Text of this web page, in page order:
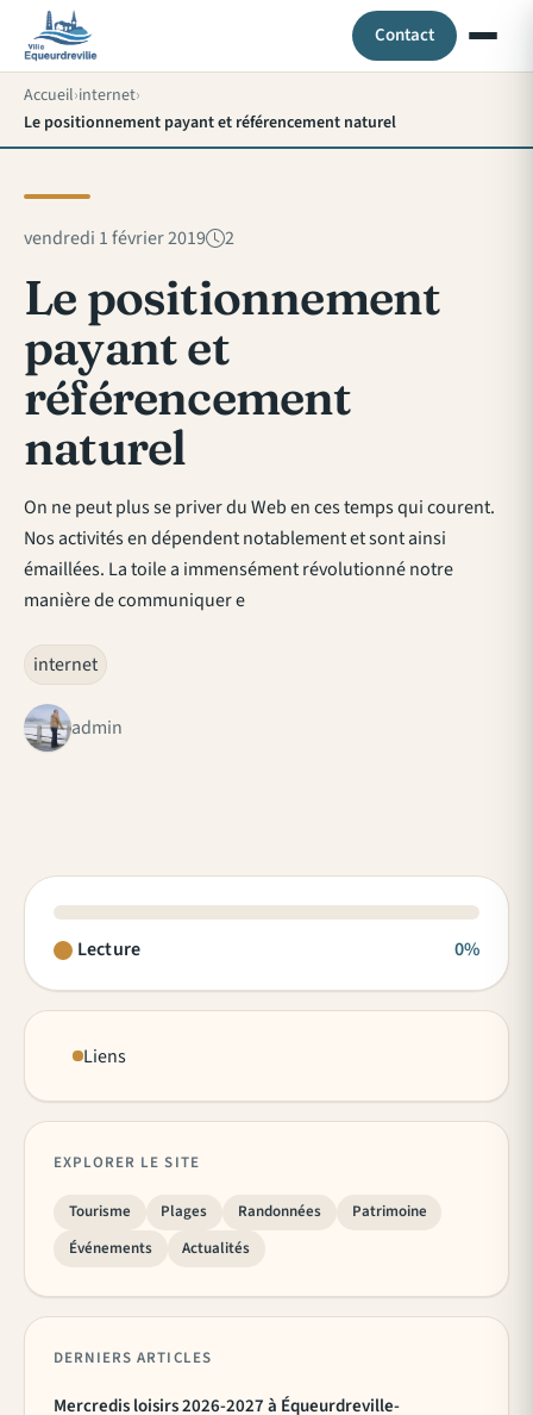
Contact
Accueil internet
Le positionnement payant et référencement naturel
vendredi 1 février 2019 2
Le positionnement
payant et
référencement
naturel
On ne peut plus se priver du Web en ces temps qui courent.
Nos activités en dépendent notablement et sont ainsi
émaillées. La toile a immensément révolutionné notre
manière de communiquer e
internet
admin
Lecture 0%
Liens
EXPLORER LE SITE
Tourisme Plages Randonnées
Patrimoine
Événements
Actualités
DERNIERS ARTICLES
Mercredis loisirs 2026-2027 à Équeurdreville-